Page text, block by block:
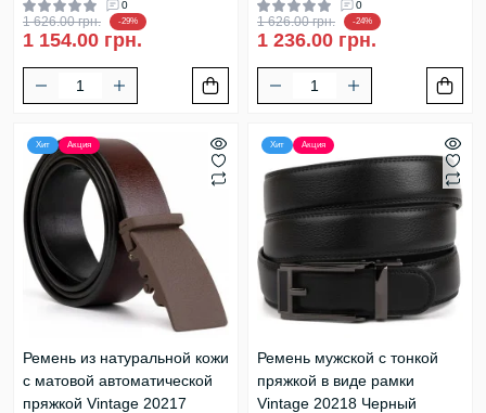
0
1 626.00 грн. -29%
1 154.00 грн.
0
1 626.00 грн. -24%
1 236.00 грн.
Хит Акция
Ремень из натуральной кожи
с матовой автоматической
пряжкой Vintage 20217
Хит Акция
Ремень мужской c тонкой
пряжкой в виде рамки
Vintage 20218 Черный